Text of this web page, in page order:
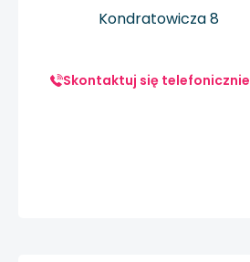
Kondratowicza 8
Skontaktuj się telefonicznie